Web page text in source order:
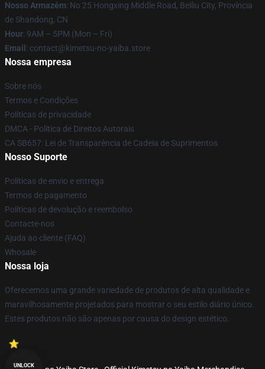
Nosso Armazém: No 25 Hongxing Middle Road, Beiliu City, Província
de Shandong, CN
Hour: 9AM – 5PM (Mon – Fri)
Email : contact@kimetsu-no-yaiba.store
Nossa empresa
Sobre nós
Termos e Condições
Políticas de privacidade
DMCA - Política de Direitos Autorais
CA SB657: Lei de Transparência de Cadeia de Suprimentos
Nosso Suporte
Políticas de envio e entrega
Termos de pagamento
Políticas de devolução e reembolso
Contacte-nos
Ajuda ao cliente (FAQ)
Whosale
Nossa loja
Oferecemos uma grande variedade de produtos de alta qualidade e
maravilhosamente projetados para mostrar o seu estilo diário único.
Estes produtos não são apenas por causa do design estético.
UNLOCK